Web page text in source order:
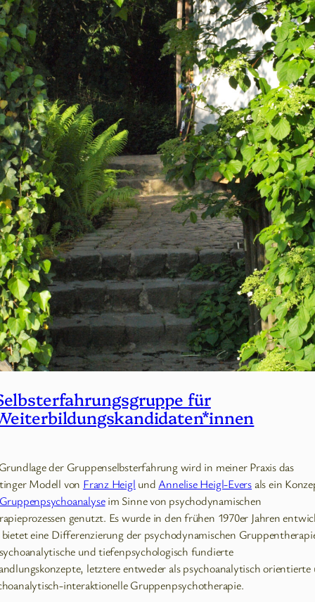
für
der Gruppenselbsterfahrung wird in meiner Praxis das
Modell von Franz Heigl und Annelise Heigl-Eversals ein
im Sinne von psychodynamischen
genutzt. Es wurde in den frühen 1970er Jahren
eine Differenzierung der psychodynamischen
und tiefenpsychologisch fundierte
letztere entweder als psychoanalytisch orientierte
interaktionelle Gruppenpsychotherapie.